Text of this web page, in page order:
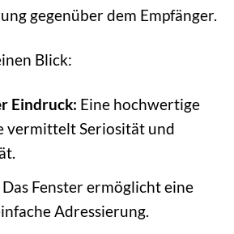
gegenüber dem Empfänger.
Blick:
Eindruck: Eine hochwertige
vermittelt Seriosität und
Das Fenster ermöglicht eine
Adressierung.